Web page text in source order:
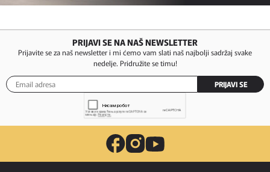
PRIJAVI SE NA NAŠ NEWSLETTER
Prijavite se za naš newsletter i mi ćemo vam slati naš najbolji sadržaj svake
nedelje. Pridružite se timu!
PRIJAVI SE